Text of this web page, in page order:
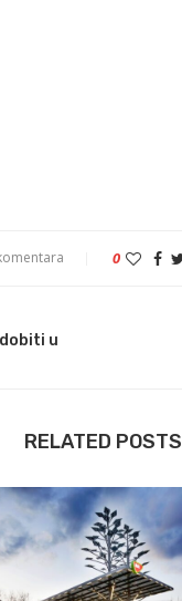
0
u
RELATED POSTS